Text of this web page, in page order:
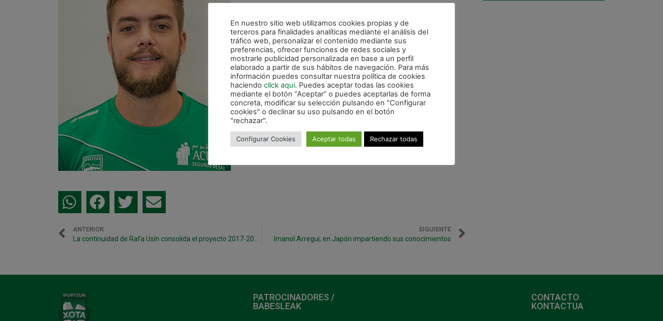
ANTERIOR SIGUIENTE
Imanol Arregui, en Japón impartiendo sus conocimientos
PATROCINADORES /
BABESLEAK
CONTACTO
KONTACTUA
En nuestro sitio web utilizamos cookies propias y de
terceros para finalidades analíticas mediante el análisis del
tráfico web, personalizar el contenido mediante sus
preferencias, ofrecer funciones de redes sociales y
mostrarle publicidad personalizada en base a un perfil
elaborado a partir de sus hábitos de navegación. Para más
información puedes consultar nuestra política de cookies
haciendo click aqui. Puedes aceptar todas las cookies
mediante el botón “Aceptar” o puedes aceptarlas de forma
concreta, modificar su selección pulsando en "Configurar
cookies" o declinar su uso pulsando en el botón
"rechazar".
Configurar Cookies Aceptar todas Rechazar todas